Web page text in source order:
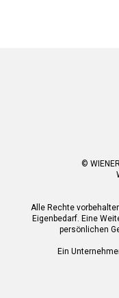
©
Alle Rechte
Eigenbedarf. Eine
persönlichen
Ein